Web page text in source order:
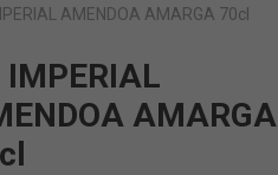
AMENDOA AMARGA 70cl
IMPERIAL
AMARGA